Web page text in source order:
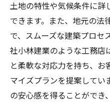
土地の特性や気候条件に詳
できます。また、地元の法
で、スムーズな建築プロセ
社小林建業のような工務店
と柔軟な対応力を持ち、お
マイズプランを提案してい
の安心感を得ることができ